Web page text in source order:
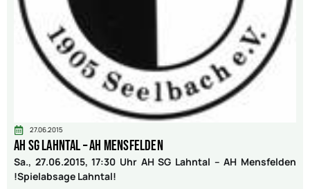
27.06.2015
AH SG Lahntal – AH Mensfelden
Sa., 27.06.2015, 17:30 Uhr AH SG Lahntal – AH Mensfelden
!Spielabsage Lahntal!